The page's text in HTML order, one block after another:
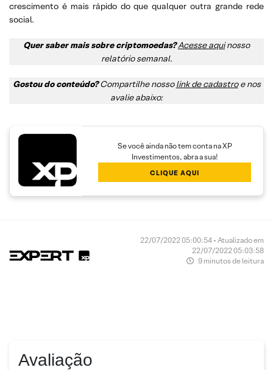
crescimento é mais rápido do que qualquer outra grande rede
social.
Quer saber mais sobre criptomoedas?Acesse aquinosso
relatório semanal.
Gostou do conteúdo?Compartilhe nossolink de cadastroe nos
avalie abaixo:
Se você ainda não tem conta na XP
Investimentos, abra a sua!
CLIQUE AQUI
22/07/2022 05:00:54 • Atualizado em
22/07/2022 05:03:58
9 minutos de leitura
Avaliação